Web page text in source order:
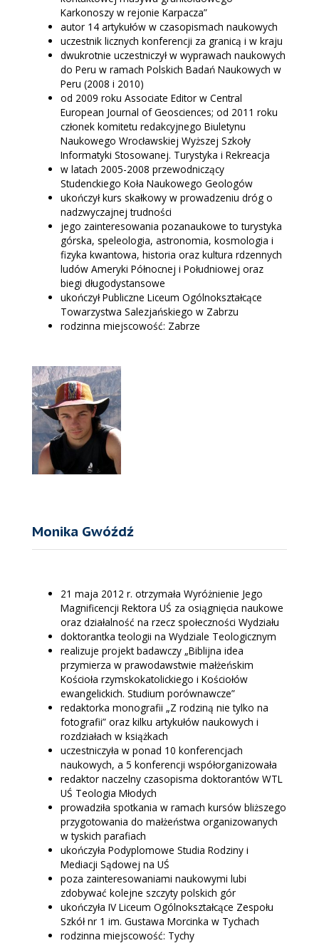
Karkonoszy w rejonie Karpacza”
autor 14 artykułów w czasopismach naukowych
uczestnik licznych konferencji za granicą i w kraju
dwukrotnie uczestniczył w wyprawach naukowych
do Peru w ramach Polskich Badań Naukowych w
Peru (2008 i 2010)
od 2009 roku Associate Editor w Central
European Journal of Geosciences; od 2011 roku
członek komitetu redakcyjnego Biuletynu
Naukowego Wrocławskiej Wyższej Szkoły
Informatyki Stosowanej. Turystyka i Rekreacja
w latach 2005-2008 przewodniczący
Studenckiego Koła Naukowego Geologów
ukończył kurs skałkowy w prowadzeniu dróg o
nadzwyczajnej trudności
jego zainteresowania pozanaukowe to turystyka
górska, speleologia, astronomia, kosmologia i
fizyka kwantowa, historia oraz kultura rdzennych
ludów Ameryki Północnej i Południowej oraz
biegi długodystansowe
ukończył Publiczne Liceum Ogólnokształcące
Towarzystwa Salezjańskiego w Zabrzu
rodzinna miejscowość: Zabrze
Monika Gwóźdź
21 maja 2012 r. otrzymała Wyróżnienie Jego
Magnificencji Rektora UŚ za osiągnięcia naukowe
oraz działalność na rzecz społeczności Wydziału
doktorantka teologii na Wydziale Teologicznym
realizuje projekt badawczy „Biblijna idea
przymierza w prawodawstwie małżeńskim
Kościoła rzymskokatolickiego i Kościołów
ewangelickich. Studium porównawcze”
redaktorka monografii „Z rodziną nie tylko na
fotografii” oraz kilku artykułów naukowych i
rozdziałach w książkach
uczestniczyła w ponad 10 konferencjach
naukowych, a 5 konferencji współorganizowała
redaktor naczelny czasopisma doktorantów WTL
UŚ Teologia Młodych
prowadziła spotkania w ramach kursów bliższego
przygotowania do małżeństwa organizowanych
w tyskich parafiach
ukończyła Podyplomowe Studia Rodziny i
Mediacji Sądowej na UŚ
poza zainteresowaniami naukowymi lubi
zdobywać kolejne szczyty polskich gór
ukończyła IV Liceum Ogólnokształcące Zespołu
Szkół nr 1 im. Gustawa Morcinka w Tychach
rodzinna miejscowość: Tychy